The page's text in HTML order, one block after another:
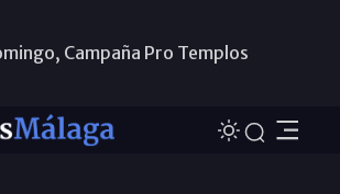
Campaña Pro Templos